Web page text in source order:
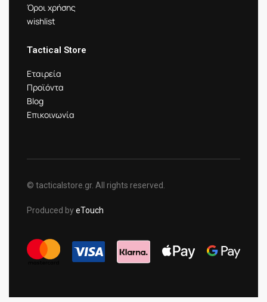
Όροι χρήσης
wishlist
Tactical Store
Εταιρεία
Προϊόντα
Blog
Επικοινωνία
© tacticalstore.gr. All rights reserved.
Produced byeTouch